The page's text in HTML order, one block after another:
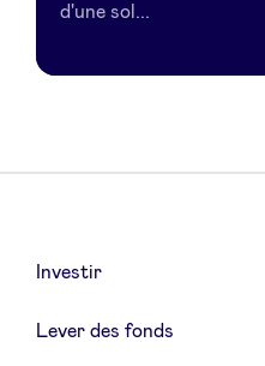
d'une sol...
Investir
Lever des fonds